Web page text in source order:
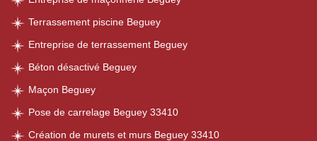
Terrassement piscine Beguey
Entreprise de terrassement Beguey
Béton désactivé Beguey
Maçon Beguey
Pose de carrelage Beguey 33410
Création de murets et murs Beguey 33410